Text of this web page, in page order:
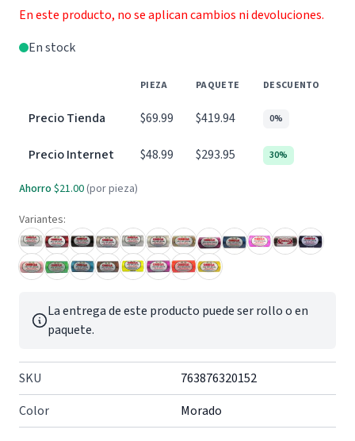
En este producto, no se aplican cambios ni devoluciones.
En stock
PIEZA PAQUETE DESCUENTO
Precio Tienda $69.99 $419.94 0%
Precio Internet $48.99 $293.95 30%
Ahorro $21.00 (por pieza)
Variantes:
La entrega de este producto puede ser rollo o en
paquete.
SKU
763876320152
Color
Morado